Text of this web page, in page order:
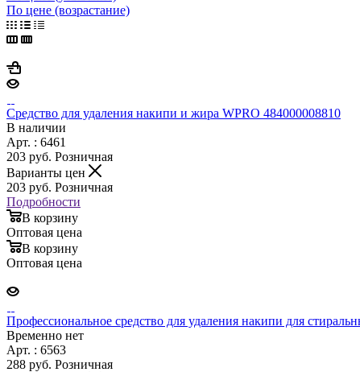
По цене (возрастание)
Средство для удаления накипи и жира WPRO 484000008810
В наличии
Арт. : 6461
203 руб. Розничная
Варианты цен
203 руб. Розничная
Подробности
В корзину
Оптовая цена
В корзину
Оптовая цена
Профессиональное средство для удаления накипи для
Временно нет
Арт. : 6563
288 руб. Розничная